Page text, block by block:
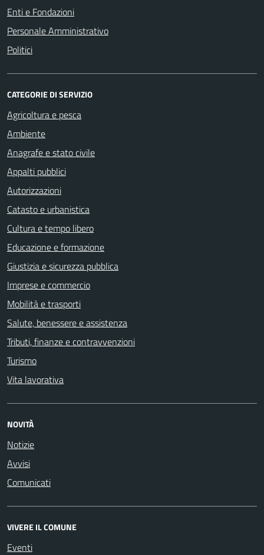
Enti e Fondazioni
Personale Amministrativo
Politici
CATEGORIE DI SERVIZIO
Agricoltura e pesca
Ambiente
Anagrafe e stato civile
Appalti pubblici
Autorizzazioni
Catasto e urbanistica
Cultura e tempo libero
Educazione e formazione
Giustizia e sicurezza pubblica
Imprese e commercio
Mobilità e trasporti
Salute, benessere e assistenza
Tributi, finanze e contravvenzioni
Turismo
Vita lavorativa
NOVITÀ
Notizie
Avvisi
Comunicati
VIVERE IL COMUNE
Eventi